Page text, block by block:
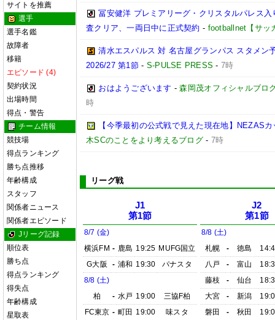
サイトを推薦
選手
選手名鑑
故障者
移籍
エピソード (4)
契約状況
出場時間
得点・警告
チーム情報
競技場
得点ランキング
勝ち点推移
年齢構成
スタッフ
関係者ニュース
関係者エピソード
Jリーグ記録
順位表
勝ち点
得点ランキング
得失点
年齢構成
星取表
冨安健洋 プレミアリーグ・クリスタルパレス
査クリア、一両日中に正式契約 - footballnet【サッ
清水エスパルス 対 名古屋グランパス スタメン
2026/27 第1節 - S-PULSE PRESS -7時
おはようございます -森岡茂オフィシャルブロ
時
【今季最初の公式戦で見えた現在地】NEZAS
木SCのことをより考えるブログ - 7時
リーグ戦
J1
第1節
8/7 (金)
横浜FM - 鹿島 19:25 MUFG国立
G大阪
- 浦和 19:30
パナスタ
8/8 (土)
柏
- 水戸 19:00
三協F柏
FC東京 - 町田 19:00
味スタ
J2
第1節
8/8 (土)
札幌
- 徳島
八戸
- 富山
藤枝
- 仙台
大宮
- 新潟
磐田
- 秋田